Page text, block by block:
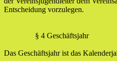
Entscheidung vorzulegen.
§ 4 Geschäftsjahr
Das Geschäftsjahr ist das